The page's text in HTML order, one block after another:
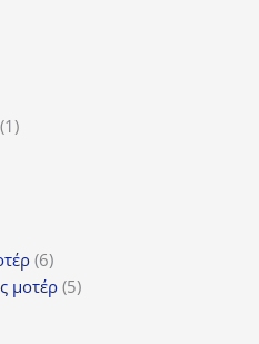
11
66
προϊόντα
μοτέρ 55